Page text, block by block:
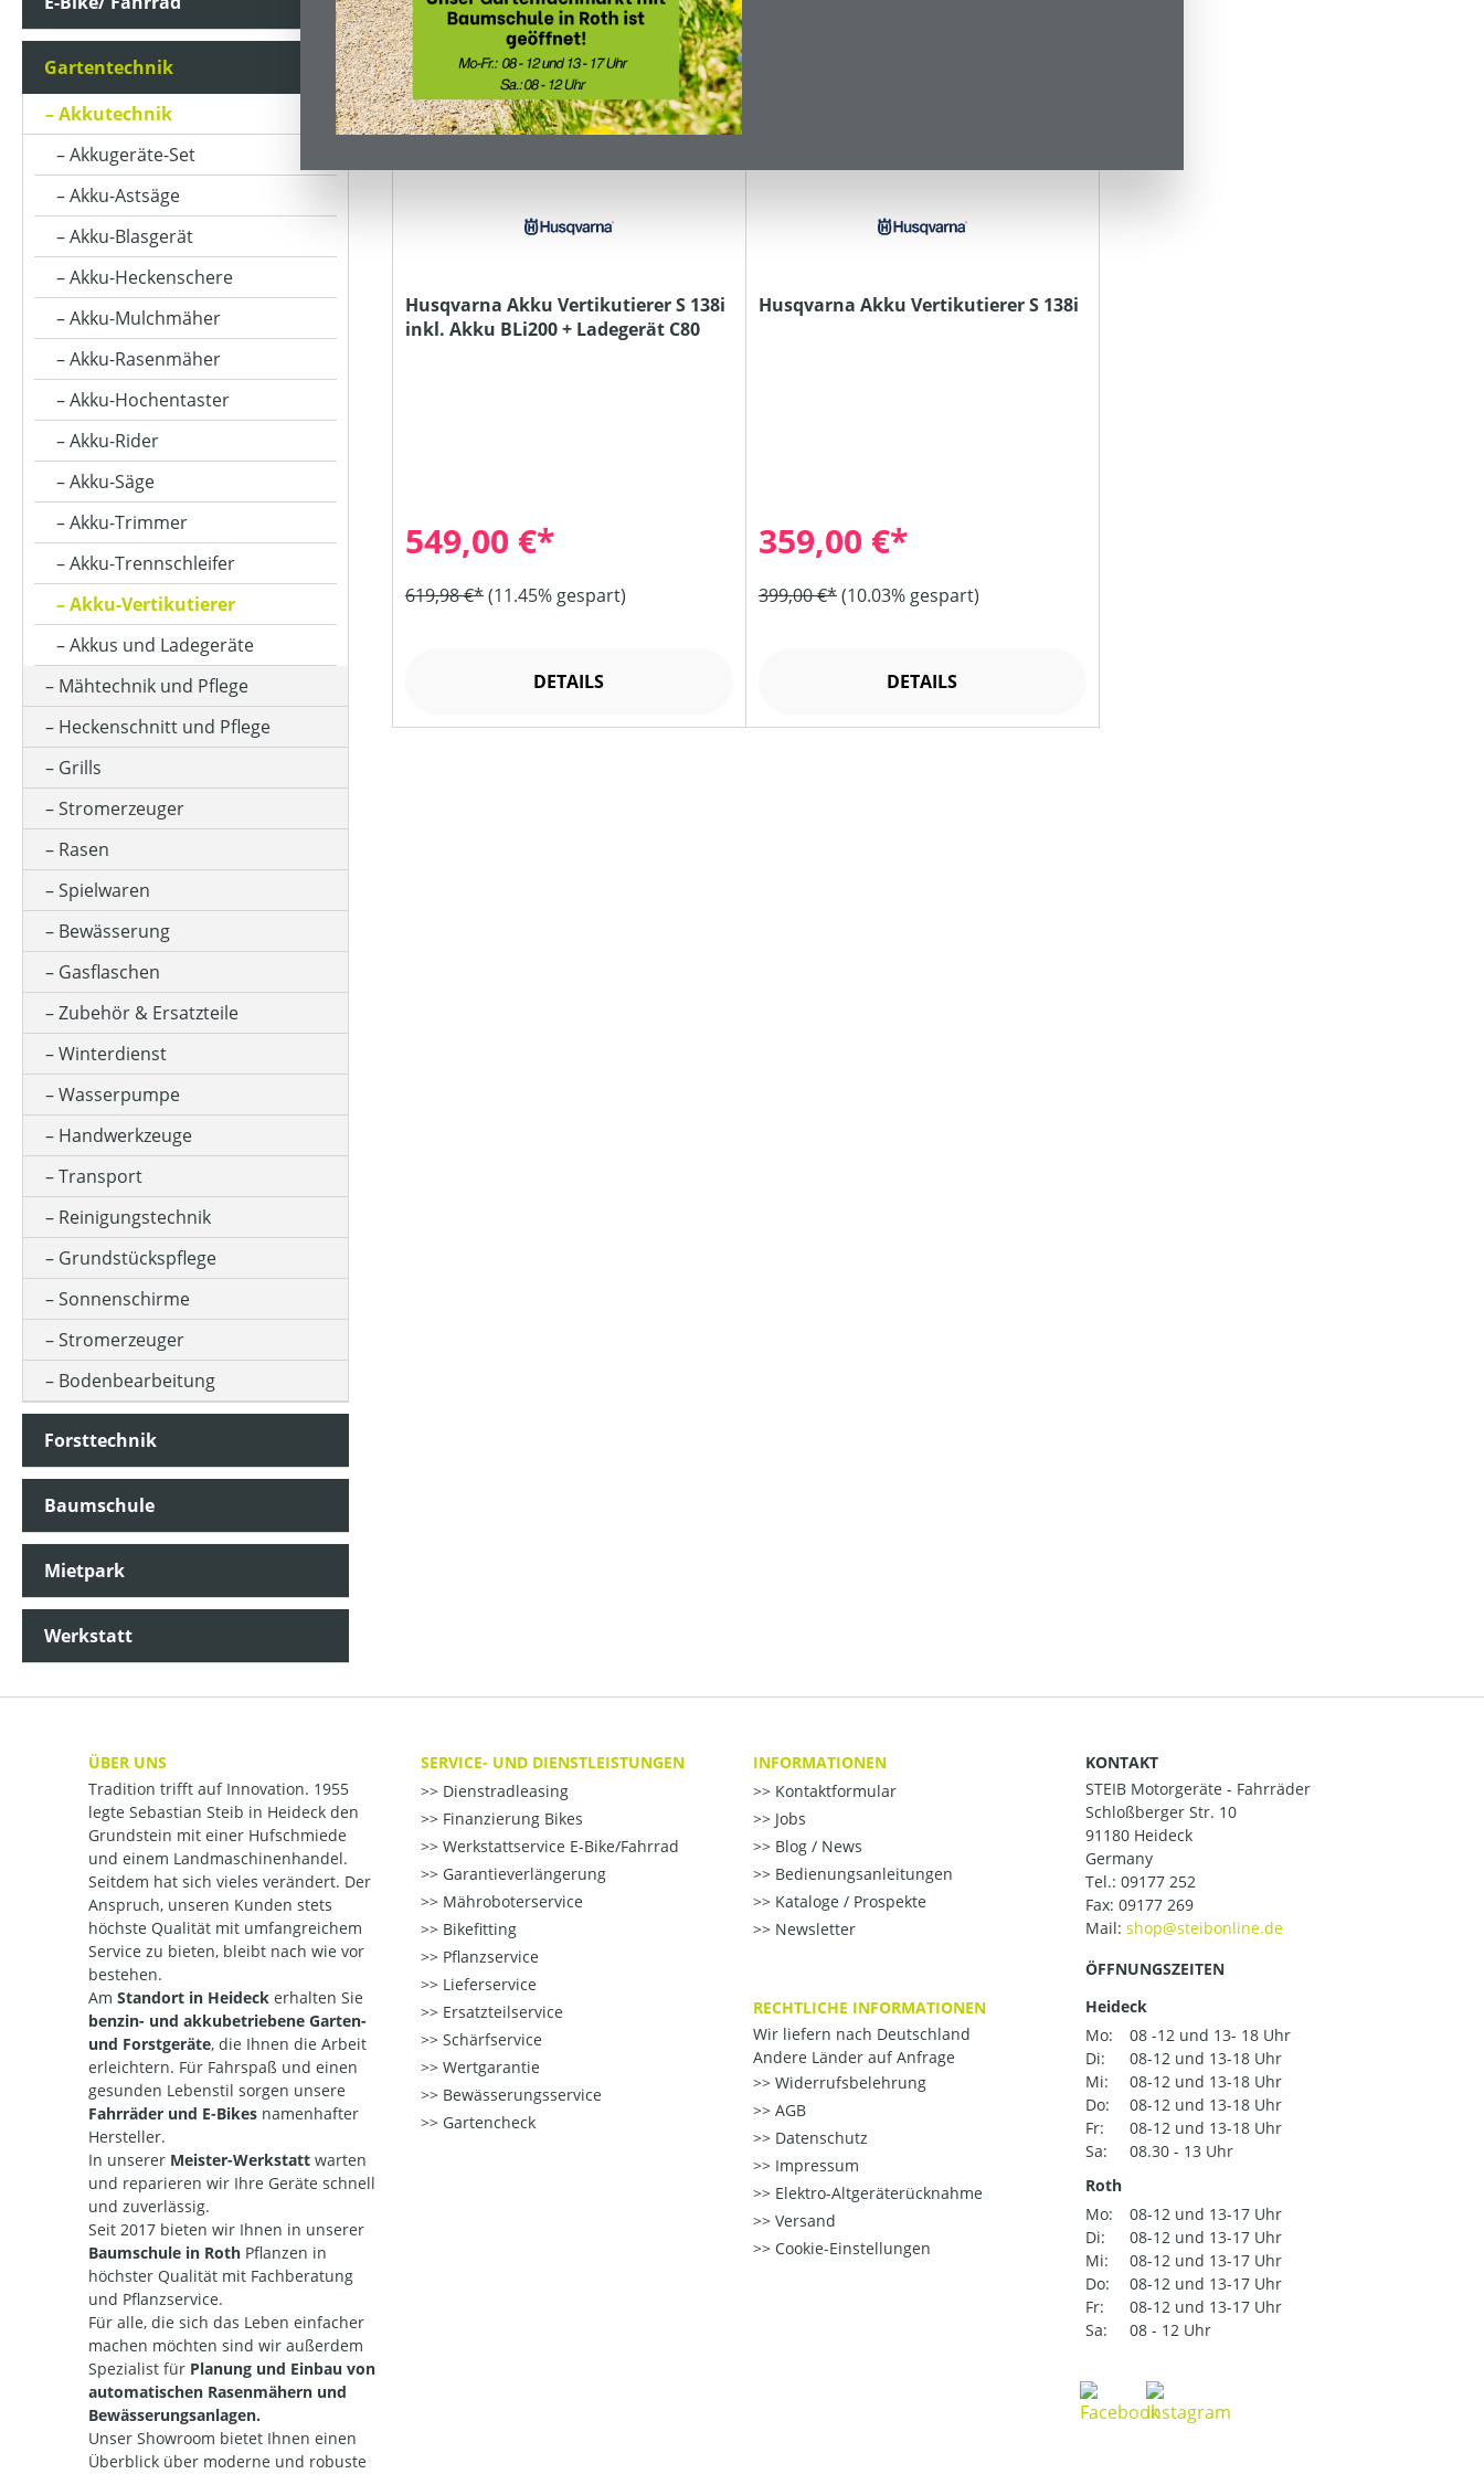
ARBEITSSTUFENANZAHL
FANGSACKVOLUMEN MAX (IN L)
MATERIALART
MOTORLEISTUNG (IN WATT)
PRODUKTTYP
PREIS
Gartentechnik
Akkutechnik
Akkugeräte-Set
Akku-Astsäge
Akku-Blasgerät
Akku-Heckenschere
Akku-Mulchmäher
Akku-Rasenmäher
Akku-Hochentaster
Akku-Rider
Akku-Säge
Akku-Trimmer
Akku-Trennschleifer
Akku-Vertikutierer
Akkus und Ladegeräte
Mähtechnik und Pflege
Heckenschnitt und Pflege
Grills
Stromerzeuger
Rasen
Spielwaren
Bewässerung
Gasflaschen
Zubehör & Ersatzteile
Winterdienst
Wasserpumpe
Handwerkzeuge
Transport
Reinigungstechnik
Grundstückspflege
Sonnenschirme
Stromerzeuger
Bodenbearbeitung
Forsttechnik
Baumschule
Mietpark
Werkstatt
Husqvarna Akku Vertikutierer S 138i
inkl. Akku BLi200 + Ladegerät C80
549,00 €*
619,98 €*(11.45% gespart)
DETAILS
Husqvarna Akku Vertikutierer S 138i
359,00 €*
399,00 €*(10.03% gespart)
DETAILS
ÜBER UNS
Tradition trifft auf Innovation. 1955
legte Sebastian Steib in Heideck den
Grundstein mit einer Hufschmiede
und einem Landmaschinenhandel.
Seitdem hat sich vieles verändert. Der
Anspruch, unseren Kunden stets
höchste Qualität mit umfangreichem
Service zu bieten, bleibt nach wie vor
bestehen.
Am Standort in Heideck erhalten Sie
benzin- und akkubetriebene Garten-
und Forstgeräte, die Ihnen die Arbeit
erleichtern. Für Fahrspaß und einen
gesunden Lebenstil sorgen unsere
Fahrräder und E-Bikes namenhafter
Hersteller.
In unserer Meister-Werkstatt warten
und reparieren wir Ihre Geräte schnell
und zuverlässig.
Seit 2017 bieten wir Ihnen in unserer
Baumschule in Roth Pflanzen in
höchster Qualität mit Fachberatung
und Pflanzservice.
Für alle, die sich das Leben einfacher
machen möchten sind wir außerdem
Spezialist für Planung und Einbau von
automatischen Rasenmähern und
Bewässerungsanlagen.
Unser Showroom bietet Ihnen einen
Überblick über moderne und robuste
SERVICE- UND DIENSTLEISTUNGEN
Dienstradleasing
Finanzierung Bikes
Werkstattservice E-Bike/Fahrrad
Garantieverlängerung
Mähroboterservice
Bikefitting
Pflanzservice
Lieferservice
Ersatzteilservice
Schärfservice
Wertgarantie
Bewässerungsservice
Gartencheck
INFORMATIONEN
Kontaktformular
Jobs
Blog / News
Bedienungsanleitungen
Kataloge / Prospekte
Newsletter
RECHTLICHE INFORMATIONEN
Wir liefern nach Deutschland
Andere Länder auf Anfrage
Widerrufsbelehrung
AGB
Datenschutz
Impressum
Elektro-Altgeräterücknahme
Versand
Cookie-Einstellungen
KONTAKT
STEIB Motorgeräte - Fahrräder
Schloßberger Str. 10
91180 Heideck
Germany
Tel.: 09177 252
Fax: 09177 269
Mail:
ÖFFNUNGSZEITEN
Heideck
Mo:
08 -12 und 13- 18 Uhr
Di:
08-12 und 13-18 Uhr
Mi:
08-12 und 13-18 Uhr
Do:
08-12 und 13-18 Uhr
Fr:
08-12 und 13-18 Uhr
Sa:
08.30 - 13 Uhr
Roth
Mo:
08-12 und 13-17 Uhr
Di:
08-12 und 13-17 Uhr
Mi:
08-12 und 13-17 Uhr
Do:
08-12 und 13-17 Uhr
Fr:
08-12 und 13-17 Uhr
Sa:
08 - 12 Uhr